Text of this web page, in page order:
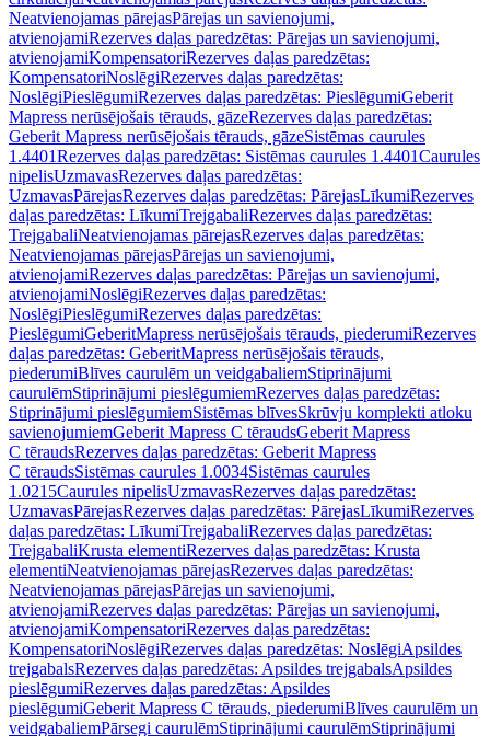
Neatvienojamas pārejasPārejas un savienojumi,
atvienojamiRezerves daļas paredzētas: Pārejas un savienojumi,
atvienojamiKompensatoriRezerves daļas paredzētas:
KompensatoriNoslēgiRezerves daļas paredzētas:
NoslēgiPieslēgumiRezerves daļas paredzētas: PieslēgumiGeberit
Mapress nerūsējošais tērauds, gāzeRezerves daļas paredzētas:
Geberit Mapress nerūsējošais tērauds, gāzeSistēmas caurules
1.4401Rezerves daļas paredzētas: Sistēmas caurules 1.4401Caurules
nipelisUzmavasRezerves daļas paredzētas:
UzmavasPārejasRezerves daļas paredzētas: PārejasLīkumiRezerves
daļas paredzētas: LīkumiTrejgabaliRezerves daļas paredzētas:
TrejgabaliNeatvienojamas pārejasRezerves daļas paredzētas:
Neatvienojamas pārejasPārejas un savienojumi,
atvienojamiRezerves daļas paredzētas: Pārejas un savienojumi,
atvienojamiNoslēgiRezerves daļas paredzētas:
NoslēgiPieslēgumiRezerves daļas paredzētas:
PieslēgumiGeberitMapress nerūsējošais tērauds, piederumiRezerves
daļas paredzētas: GeberitMapress nerūsējošais tērauds,
piederumiBlīves caurulēm un veidgabaliemStiprinājumi
caurulēmStiprinājumi pieslēgumiemRezerves daļas paredzētas:
Stiprinājumi pieslēgumiemSistēmas blīvesSkrūvju komplekti atloku
savienojumiemGeberit Mapress C tēraudsGeberit Mapress
C tēraudsRezerves daļas paredzētas: Geberit Mapress
C tēraudsSistēmas caurules 1.0034Sistēmas caurules
1.0215Caurules nipelisUzmavasRezerves daļas paredzētas:
UzmavasPārejasRezerves daļas paredzētas: PārejasLīkumiRezerves
daļas paredzētas: LīkumiTrejgabaliRezerves daļas paredzētas:
TrejgabaliKrusta elementiRezerves daļas paredzētas: Krusta
elementiNeatvienojamas pārejasRezerves daļas paredzētas:
Neatvienojamas pārejasPārejas un savienojumi,
atvienojamiRezerves daļas paredzētas: Pārejas un savienojumi,
atvienojamiKompensatoriRezerves daļas paredzētas:
KompensatoriNoslēgiRezerves daļas paredzētas: NoslēgiApsildes
trejgabalsRezerves daļas paredzētas: Apsildes trejgabalsApsildes
pieslēgumiRezerves daļas paredzētas: Apsildes
pieslēgumiGeberit Mapress C tērauds, piederumiBlīves caurulēm un
veidgabaliemPārsegi caurulēmStiprinājumi caurulēmStiprinājumi